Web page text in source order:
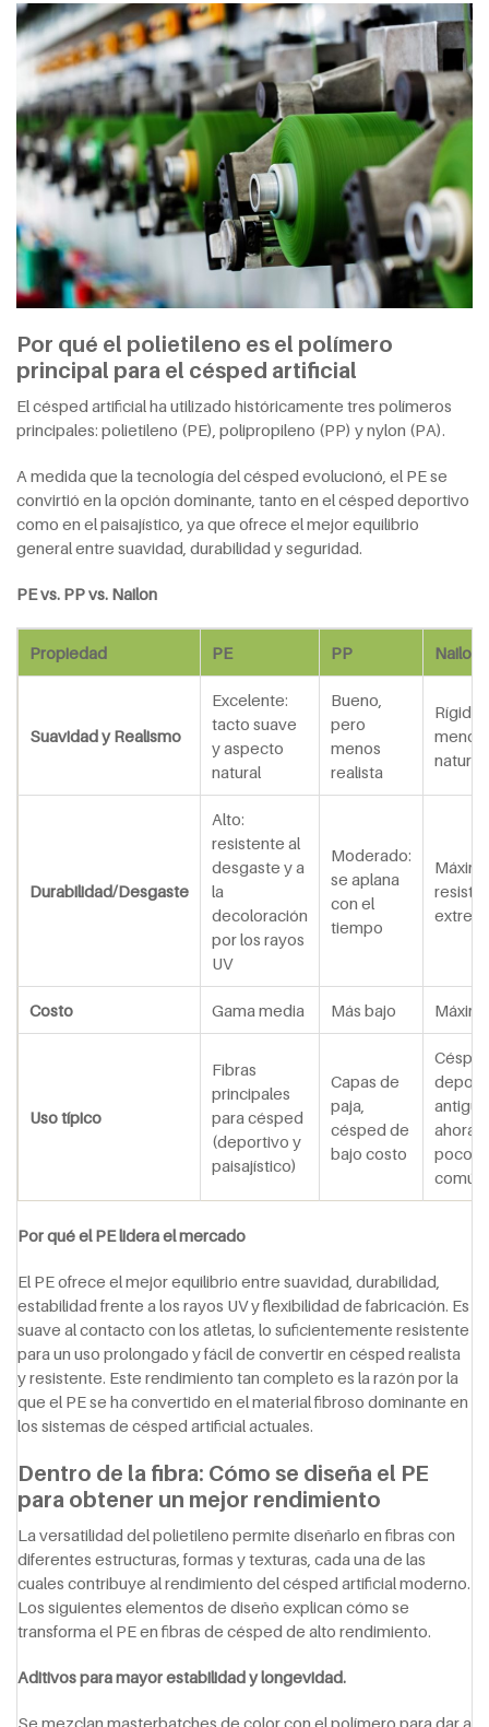
Por qué el polietileno es el polímero
principal para el césped artificial
El césped artificial ha utilizado históricamente tres polímeros
principales: polietileno (PE), polipropileno (PP) y nylon (PA).
A medida que la tecnología del césped evolucionó, el PE se
convirtió en la opción dominante, tanto en el césped deportivo
como en el paisajístico, ya que ofrece el mejor equilibrio
general entre suavidad, durabilidad y seguridad.
PE vs. PP vs. Nailon
Propiedad PE PP Nailon
Suavidad y Realismo
Excelente:
tacto suave
y aspecto
natural
Bueno,
pero
menos
realista
Rígido,
menos
natural
Durabilidad/Desgaste
Alto:
resistente al
desgaste y a
la
decoloración
por los rayos
UV
Moderado:
se aplana
con el
tiempo
Costo Gama media Más bajo
Uso típico
Fibras
principales
para césped
(deportivo y
paisajístico)
Capas de
paja,
césped de
bajo costo
ahora
poco
común
Por qué el PE lidera el mercado
El PE ofrece el mejor equilibrio entre suavidad, durabilidad,
estabilidad frente a los rayos UV y flexibilidad de fabricación. Es
suave al contacto con los atletas, lo suficientemente resistente
para un uso prolongado y fácil de convertir en césped realista
y resistente. Este rendimiento tan completo es la razón por la
que el PE se ha convertido en el material fibroso dominante en
los sistemas de césped artificial actuales.
Dentro de la fibra: Cómo se diseña el PE
para obtener un mejor rendimiento
La versatilidad del polietileno permite diseñarlo en fibras con
diferentes estructuras, formas y texturas, cada una de las
cuales contribuye al rendimiento del césped artificial moderno.
Los siguientes elementos de diseño explican cómo se
transforma el PE en fibras de césped de alto rendimiento.
Aditivos para mayor estabilidad y longevidad.
Se mezclan masterbatches de color con el polímero para dar a